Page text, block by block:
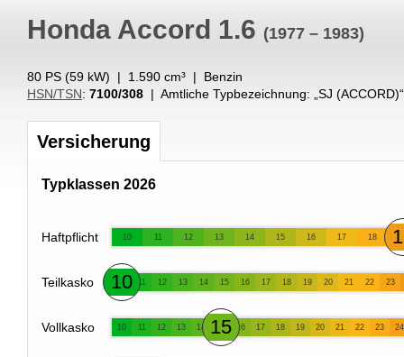
Honda Accord 1.6 (1977 – 1983)
80 PS (59 kW) | 1.590 cm³ | Benzin
HSN/TSN: 7100/308 | Amtliche Typbezeichnung: „ SJ (ACCORD)“
Versicherung
Typklassen 2026
Haftpflicht 10 11 12 13 14 15 16 17 18
Teilkasko 10 11 12 13 14 15 16 17 18 19 20 21 22 23
Vollkasko 10 11 12 13 14 15 16 17 18 19 20 21 22 23 24